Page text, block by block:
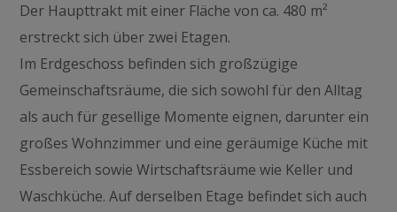
Der Haupttrakt mit einer Fläche von ca. 480 m²
erstreckt sich über zwei Etagen.
Im Erdgeschoss befinden sich großzügige
Gemeinschaftsräume, die sich sowohl für den Alltag
als auch für gesellige Momente eignen, darunter ein
großes Wohnzimmer und eine geräumige Küche mit
Essbereich sowie Wirtschaftsräume wie Keller und
Waschküche. Auf derselben Etage befindet sich auch